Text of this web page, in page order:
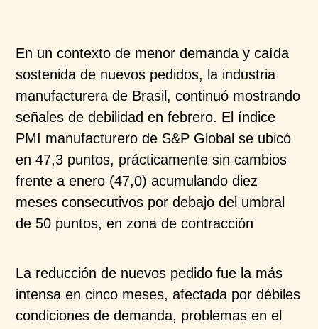
En un contexto de menor demanda y caída
sostenidade nuevos pedidos, la industria
manufacturera de Brasil, continuó mostrando
señales de debilidad en febrero. El índice
PMI manufacturero de S&P Global se ubicó
en47,3 puntos, prácticamente sin cambios
frente a enero (47,0) acumulando diez
meses consecutivos por debajodel umbral
de 50 puntos, en zona de contracción
La reducción de nuevos pedido fue la más
intensa encinco meses, afectada por débiles
condiciones dedemanda, problemas en el